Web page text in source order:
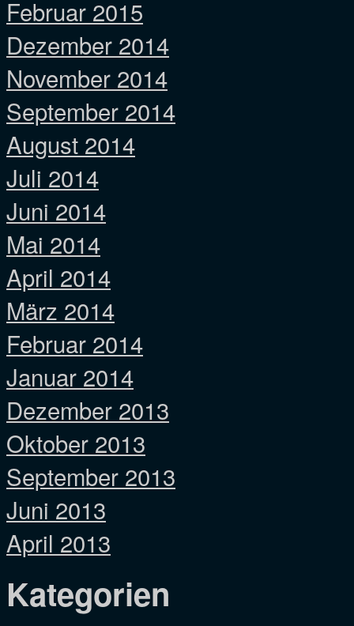
Februar 2015
Dezember 2014
November 2014
September 2014
August 2014
Juli 2014
Juni 2014
Mai 2014
April 2014
März 2014
Februar 2014
Januar 2014
Dezember 2013
Oktober 2013
September 2013
Juni 2013
April 2013
Kategorien